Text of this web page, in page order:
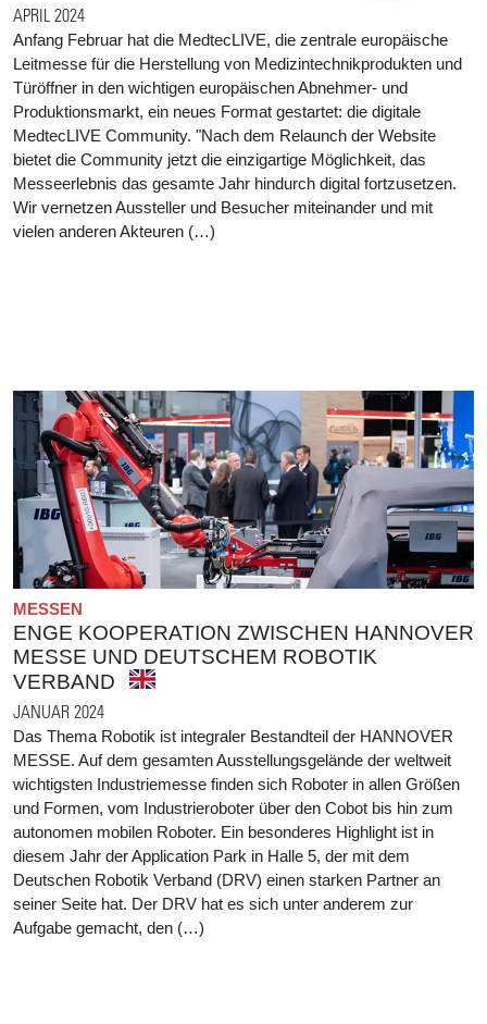
APRIL 2024
Anfang Februar hat die MedtecLIVE, die zentrale europäische
Leitmesse für die Herstellung von Medizintechnikprodukten und
Türöffner in den wichtigen europäischen Abnehmer- und
Produktionsmarkt, ein neues Format gestartet: die digitale
MedtecLIVE Community. "Nach dem Relaunch der Website
bietet die Community jetzt die einzigartige Möglichkeit, das
Messeerlebnis das gesamte Jahr hindurch digital fortzusetzen.
Wir vernetzen Aussteller und Besucher miteinander und mit
vielen anderen Akteuren (…)
MESSEN
ENGE KOOPERATION ZWISCHEN HANNOVER
MESSE UND DEUTSCHEM ROBOTIK
VERBAND
JANUAR 2024
Das Thema Robotik ist integraler Bestandteil der HANNOVER
MESSE. Auf dem gesamten Ausstellungsgelände der weltweit
wichtigsten Industriemesse finden sich Roboter in allen Größen
und Formen, vom Industrieroboter über den Cobot bis hin zum
autonomen mobilen Roboter. Ein besonderes Highlight ist in
diesem Jahr der Application Park in Halle 5, der mit dem
Deutschen Robotik Verband (DRV) einen starken Partner an
seiner Seite hat. Der DRV hat es sich unter anderem zur
Aufgabe gemacht, den (…)